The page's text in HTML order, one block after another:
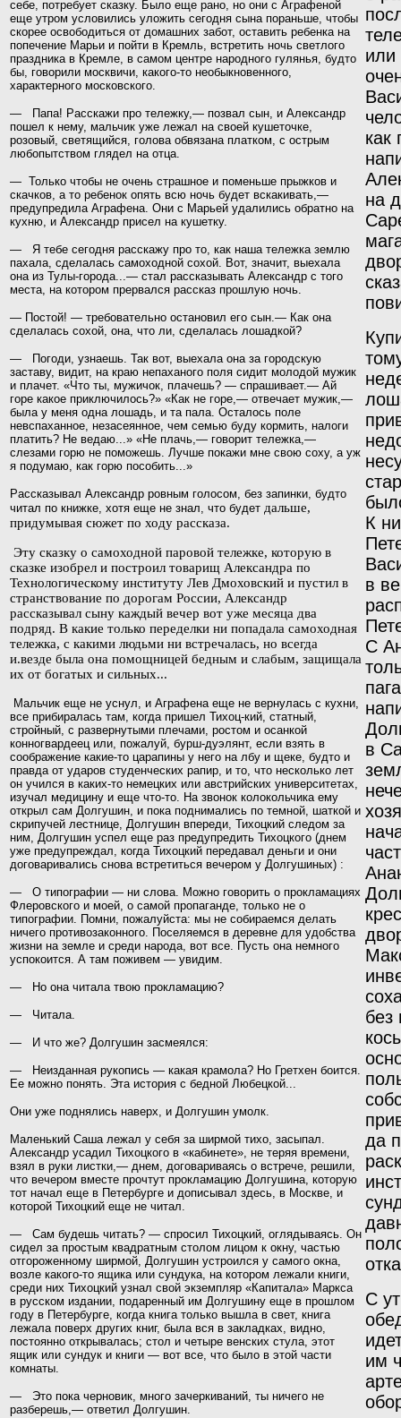
себе, потребует сказку. Было еще рано, но они с Аграфеной
еще утром условились уложить сегодня сына пораньше, чтобы
скорее освободиться от домашних забот, оставить ребенка на
попечение Марьи и пойти в Кремль, встретить ночь светлого
праздника в Кремле, в самом центре народного гулянья, будто
бы, говорили москвичи, какого-то необыкновенного,
характерного московского.
— Папа! Расскажи про тележку,— позвал сын, и Александр
пошел к нему, мальчик уже лежал на своей кушеточке,
розовый, светящийся, голова обвязана платком, с острым
любопытством глядел на отца.
— Только чтобы не очень страшное и поменьше прыжков и
скачков, а то ребенок опять всю ночь будет вскакивать,—
предупредила Аграфена. Они с Марьей удалились обратно на
кухню, и Александр присел на кушетку.
— Я тебе сегодня расскажу про то, как наша тележка землю
пахала, сделалась самоходной сохой. Вот, значит, выехала
она из Тулы-города...— стал рассказывать Алек­сандр с того
места, на котором прервался рассказ прошлую ночь.
— Постой! — требовательно остановил его сын.— Как она
сделалась сохой, она, что ли, сделалась лошадкой?
— Погоди, узнаешь. Так вот, выехала она за город­скую
заставу, видит, на краю непаханого поля сидит молодой мужик
и плачет. «Что ты, мужичок, плачешь? — спрашивает.— Ай
горе какое приключилось?» «Как не горе,— отвечает мужик,—
была у меня одна лошадь, и та пала. Осталось поле
невспаханное, незасеянное, чем семью буду кормить, налоги
платить? Не ведаю...» «Не плачь,— говорит тележка,—
слезами горю не помо­жешь. Лучше покажи мне свою соху, а уж
я подумаю, как горю пособить...»
Рассказывал Александр ровным голосом, без запинки, будто
читал по книжке, хотя еще не знал, что будет дальше,
придумывая сюжет по ходу рассказа.
Эту сказку о самоходной паровой тележке, которую в
сказке изобрел и построил товарищ Александра по
Технологическому институту Лев Дмоховский и пустил в
странствование по дорогам России, Александр
рассказывал сыну каждый вечер вот уже месяца два
подряд. В какие только пере­делки ни попадала самоходная
тележка, с какими людьми ни встречалась, но всегда
и.везде была она помощницей бедным и слабым, защищала
их от богатых и сильных...
Мальчик еще не уснул, и Аграфена еще не вернулась с кухни,
все прибиралась там, когда пришел Тихоц-кий, статный,
стройный, с развернутыми плечами, ростом и осанкой
конногвардеец или, пожалуй, бурш-дуэлянт, если взять в
соображение какие-то царапины у него на лбу и щеке, будто и
правда от ударов студенческих рапир, и то, что несколько лет
он учился в каких-то немецких или австрийских университетах,
изучал меди­цину и еще что-то. На звонок колокольчика ему
открыл сам Долгушин, и пока поднимались по темной, шаткой и
скрипучей лестнице, Долгушин впереди, Тихоцкий следом за
ним, Долгушин успел еще раз предупредить Тихоцкого (днем
уже предупреждал, когда Тихоцкий передавал деньги и они
договаривались снова встретиться вечером у Долгушиных) :
— О типографии — ни слова. Можно говорить о прокламациях
Флеровского и моей, о самой пропаганде, только не о
типографии. Помни, пожалуйста: мы не собираемся делать
ничего противозаконного. Поселяемся в деревне для удобства
жизни на земле и среди народа, вот все. Пусть она немного
успокоится. А там поживем — увидим.
— Но она читала твою прокламацию?
— Читала.
— И что же? Долгушин засмеялся:
— Неизданная рукопись — какая крамола? Но Гретхен боится.
Ее можно понять. Эта история с бедной Любецкой...
Они уже поднялись наверх, и Долгушин умолк.
Маленький Саша лежал у себя за ширмой тихо, засыпал.
Александр усадил Тихоцкого в «кабинете», не теряя времени,
взял в руки листки,— днем, договари­ваясь о встрече, решили,
что вечером вместе прочтут прокламацию Долгушина, которую
тот начал еще в Петербурге и дописывал здесь, в Москве, и
которой Тихоц­кий еще не читал.
— Сам будешь читать? — спросил Тихоцкий, оглядываясь. Он
сидел за простым квадратным столом лицом к окну, частью
отгороженному ширмой, Долгушин устроился у самого окна,
возле какого-то ящика или сундука, на котором лежали книги,
среди них Тихоцкий узнал свой экземпляр «Капитала» Маркса
в русском издании, подаренный им Долгушину еще в прошлом
году в Петербурге, когда книга только вышла в свет, книга
лежала поверх других книг, была вся в закладках, видно,
постоянно открывалась; стол и четыре венских стула, этот
ящик или сундук и книги — вот все, что было в этой части
комнаты.
— Это пока черновик, много зачеркиваний, ты ничего не
разберешь,— ответил Долгушин.
или
как
на
К
в
С
в
без
да
С
им